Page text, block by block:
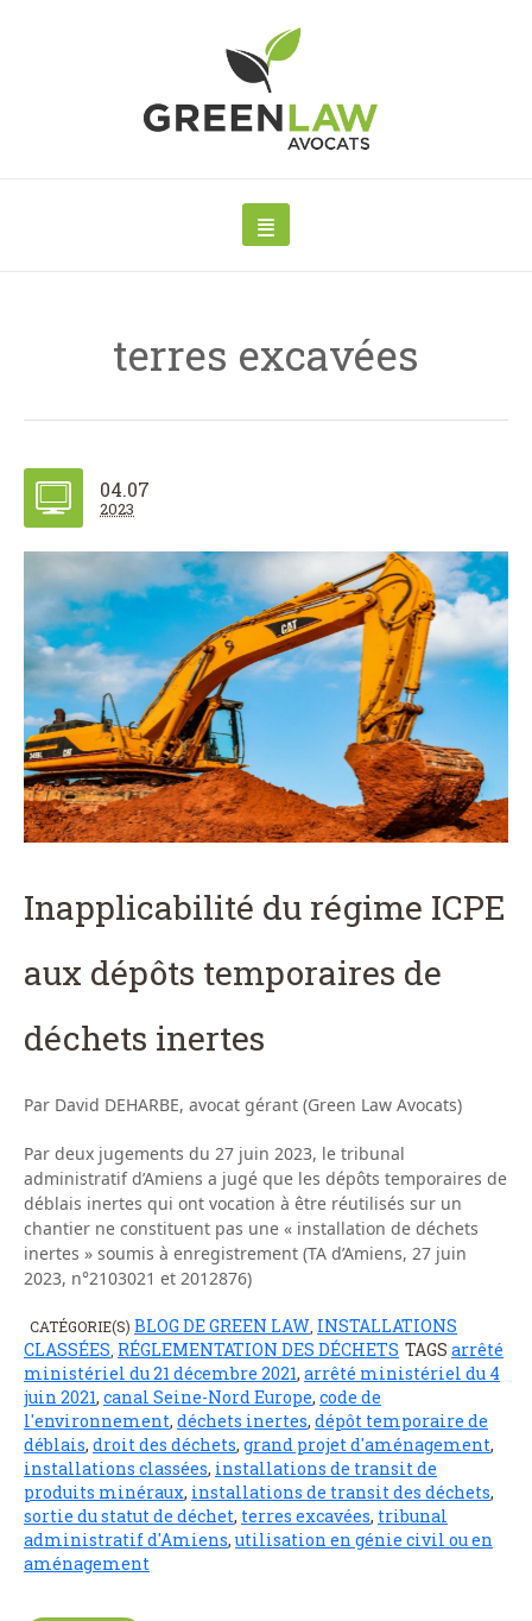
terres excavées
04.07
2023
Inapplicabilité du régime ICPE
aux dépôts temporaires de
déchets inertes
Par David DEHARBE, avocat gérant (Green Law Avocats)
Par deux jugements du 27 juin 2023, le tribunal
administratif d’Amiens a jugé que les dépôts temporaires de
déblais inertes qui ont vocation à être réutilisés sur un
chantier ne constituent pas une « installation de déchets
inertes » soumis à enregistrement (TA d’Amiens, 27 juin
2023, n°2103021 et 2012876)
CATÉGORIE(S) BLOG DE GREEN LAW INSTALLATIONS
CLASSÉES RÉGLEMENTATION DES DÉCHETS TAGS arrêté
ministériel du 21 décembre 2021, arrêté ministériel du 4
juin 2021, canal Seine-Nord Europe, code de
l'environnement, déchets inertes, dépôt temporaire de
déblais, droit des déchets, grand projet d'aménagement,
installations classées, installations de transit de
produits minéraux, installations de transit des déchets,
sortie du statut de déchet, terres excavées, tribunal
administratif d'Amiens,utilisation en génie civil ou en
aménagement